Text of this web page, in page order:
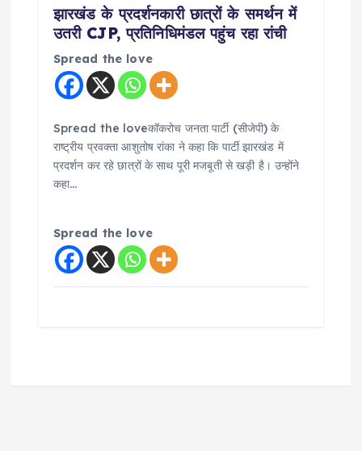
झारखंड के प्रदर्शनकारी छात्रों के समर्थन में
उतरी CJP, प्रतिनिधिमंडल पहुंच रहा रांची
Spread the love
Spread the loveकॉकरोच जनता पार्टी (सीजेपी) के
राष्ट्रीय प्रवक्ता आशुतोष रांका ने कहा कि पार्टी झारखंड में
प्रदर्शन कर रहे छात्रों के साथ पूरी मजबूती से खड़ी है। उन्होंने
कहा…
Spread the love